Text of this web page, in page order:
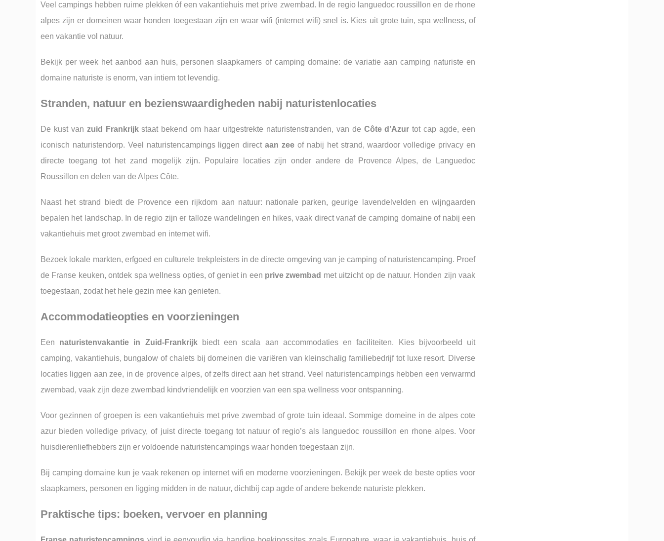
Veel campings hebben ruime plekken óf een vakantiehuis met prive zwembad. In de regio languedoc roussillon en de rhone
alpes zijn er domeinen waar honden toegestaan zijn en waar wifi (internet wifi) snel is. Kies uit grote tuin, spa wellness, of
een vakantie vol natuur.
Bekijk per week het aanbod aan huis, personen slaapkamers of camping domaine: de variatie aan camping naturiste en
domaine naturiste is enorm, van intiem tot levendig.
Stranden, natuur en bezienswaardigheden nabij naturistenlocaties
De kust van zuid Frankrijkstaat bekend om haar uitgestrekte naturistenstranden, van de Côte d’Azur tot cap agde, een
iconisch naturistendorp. Veel naturistencampings liggen directaan zee of nabij het strand, waardoor volledige privacy en
directe toegang tot het zand mogelijk zijn. Populaire locaties zijn onder andere de Provence Alpes, de Languedoc
Roussillon en delen van de Alpes Côte.
Naast het strand biedt de Provence een rijkdom aan natuur: nationale parken, geurige lavendelvelden en wijngaarden
bepalen het landschap. In de regio zijn er talloze wandelingen en hikes, vaak direct vanaf de camping domaine of nabij een
vakantiehuis met groot zwembad en internet wifi.
Bezoek lokale markten, erfgoed en culturele trekpleisters in de directe omgeving van je camping of naturistencamping. Proef
de Franse keuken, ontdek spa wellness opties, of geniet in een prive zwembad met uitzicht op de natuur. Honden zijn vaak
toegestaan, zodat het hele gezin mee kan genieten.
Accommodatieopties en voorzieningen
Een naturistenvakantie in Zuid-Frankrijkbiedt een scala aan accommodaties en faciliteiten. Kies bijvoorbeeld uit
camping, vakantiehuis, bungalow of chalets bij domeinen die variëren van kleinschalig familiebedrijf tot luxe resort. Diverse
locaties liggen aan zee, in de provence alpes, of zelfs direct aan het strand. Veel naturistencampings hebben een verwarmd
zwembad, vaak zijn deze zwembad kindvriendelijk en voorzien van een spa wellness voor ontspanning.
Voor gezinnen of groepen is een vakantiehuis met prive zwembad of grote tuin ideaal. Sommige domeine in de alpes cote
azur bieden volledige privacy, of juist directe toegang tot natuur of regio’s als languedoc roussillon en rhone alpes. Voor
huisdierenliefhebbers zijn er voldoende naturistencampings waar honden toegestaan zijn.
Bij camping domaine kun je vaak rekenen op internet wifi en moderne voorzieningen. Bekijk per week de beste opties voor
slaapkamers, personen en ligging midden in de natuur, dichtbij cap agde of andere bekende naturiste plekken.
Praktische tips: boeken, vervoer en planning